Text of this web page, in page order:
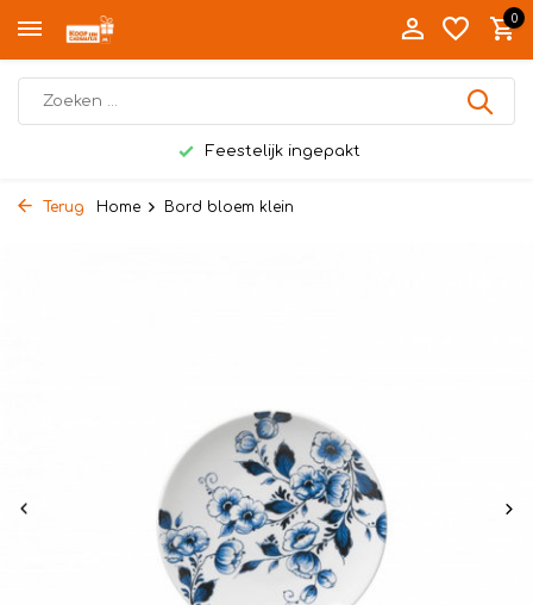
0
Feestelijk ingepakt
Terug Home Bord bloem klein